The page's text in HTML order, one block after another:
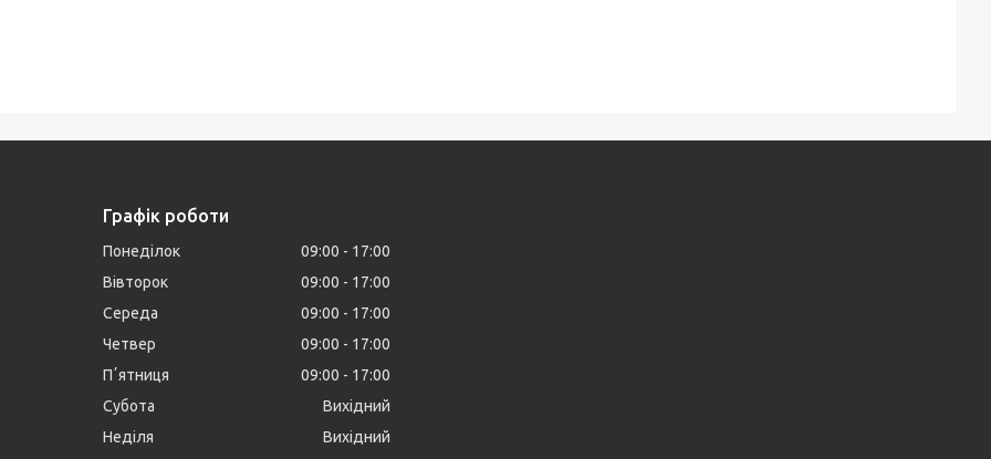
Графік роботи
Понеділок 09:00
17:00
Вівторок
09:00
17:00
Середа
09:00
17:00
Четвер
09:00
17:00
Пʼятниця
09:00
17:00
Субота
Вихідний
Неділя
Вихідний